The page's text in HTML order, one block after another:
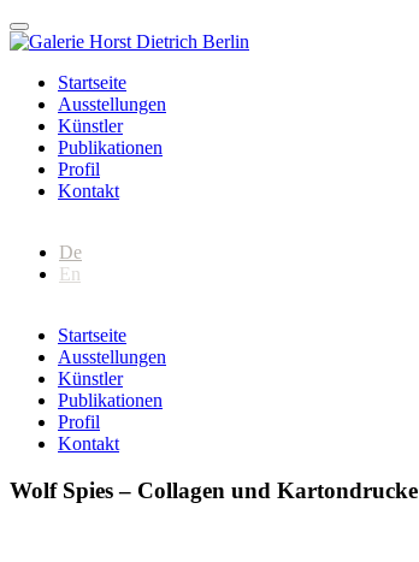
Startseite
Ausstellungen
Künstler
Publikationen
Profil
Kontakt
De
En
Startseite
Ausstellungen
Künstler
Publikationen
Profil
Kontakt
Wolf Spies – Collagen und Kartondrucke